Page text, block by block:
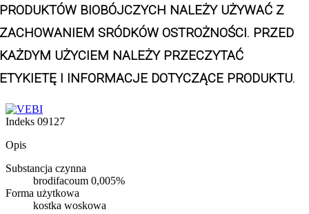
BIOBÓJCZYCH NALEŻY UŻYWAĆ Z
SRÓDKÓW OSTROŻNOŚCI. PRZED
UŻYCIEM NALEŻY PRZECZYTAĆ
I INFORMACJE DOTYCZĄCE PRODUKTU.
Indeks 09127
Opis
Substancja czynna
brodifacoum 0,005%
Forma użytkowa
kostka woskowa